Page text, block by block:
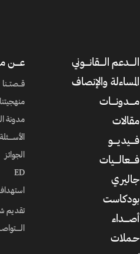
الــــدعم الــــقانــــوني
المساءلة والإنصاف
مــــدونــــات
مقالات
فــــيديــــو
فــــعالــــيات
جاليري
بودكاست
أصــــداء
حـملات
عــــن
قــصتــنا
منهجيتنا
مدونة
الجوائز
ED
تقديم